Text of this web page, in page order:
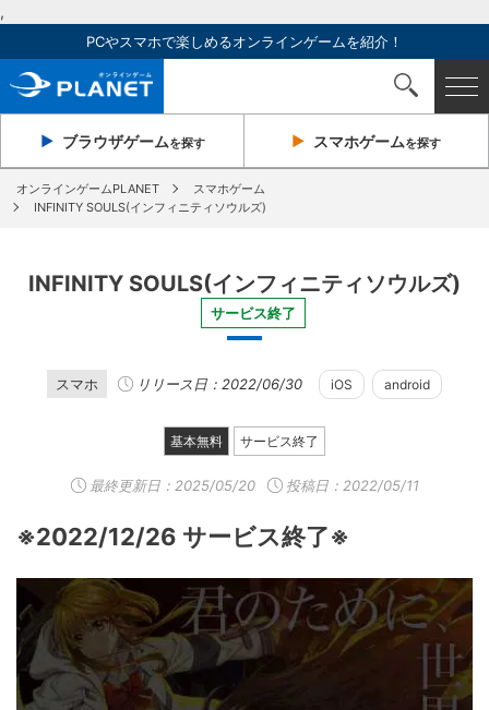
,
PCやスマホで楽しめるオンラインゲームを紹介！
ブラウザゲームを探す スマホゲームを探す
オンラインゲームPLANET
スマホゲーム
INFINITY SOULS(インフィニティソウルズ)
INFINITY SOULS(インフィニティソウルズ)
サービス終了
スマホ リリース日：2022/06/30 iOS android
基本無料 サービス終了
最終更新日： 2025/05/20 投稿日：2022/05/11
※2022/12/26 サービス終了※